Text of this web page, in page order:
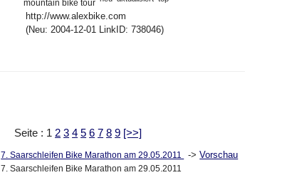
mountain bike tour
http://www.alexbike.com
(Neu: 2004-12-01 LinkID: 738046)
Seite : 1 2 3 4 5 6 7 8 9 [>>]
7. Saarschleifen Bike Marathon am 29.05.2011 ->Vorschau
7. Saarschleifen Bike Marathon am 29.05.2011